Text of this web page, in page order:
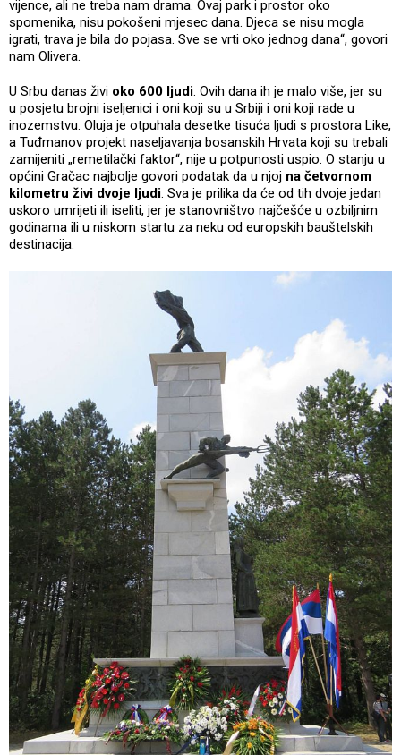
vijence, ali ne treba nam drama. Ovaj park i prostor oko
spomenika, nisu pokošeni mjesec dana. Djeca se nisu mogla
igrati, trava je bila do pojasa. Sve se vrti oko jednog dana“, govori
nam Olivera.
U Srbu danas živi oko 600 ljudi. Ovih dana ih je malo više, jer su
u posjetu brojni iseljenici i oni koji su u Srbiji i oni koji rade u
inozemstvu. Oluja je otpuhala desetke tisuća ljudi s prostora Like,
a Tuđmanov projekt naseljavanja bosanskih Hrvata koji su trebali
zamijeniti „remetilački faktor“, nije u potpunosti uspio. O stanju u
općini Gračac najbolje govori podatak da u njoj na četvornom
kilometru živi dvoje ljudi. Sva je prilika da će od tih dvoje jedan
uskoro umrijeti ili iseliti, jer je stanovništvo najčešće u ozbiljnim
godinama ili u niskom startu za neku od europskih bauštelskih
destinacija.